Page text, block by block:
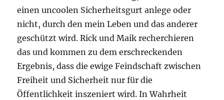
einen uncoolen Sicherheitsgurt anlege oder
nicht, durch den mein Leben und das anderer
geschützt wird. Rick und Maik recherchieren
das und kommen zu dem erschreckenden
Ergebnis, dass die ewige Feindschaft zwischen
Freiheit und Sicherheit nur für die
Öffentlichkeit inszeniert wird. In Wahrheit